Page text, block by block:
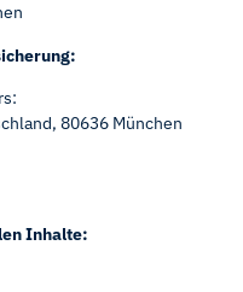
80636 München
Inhalte: